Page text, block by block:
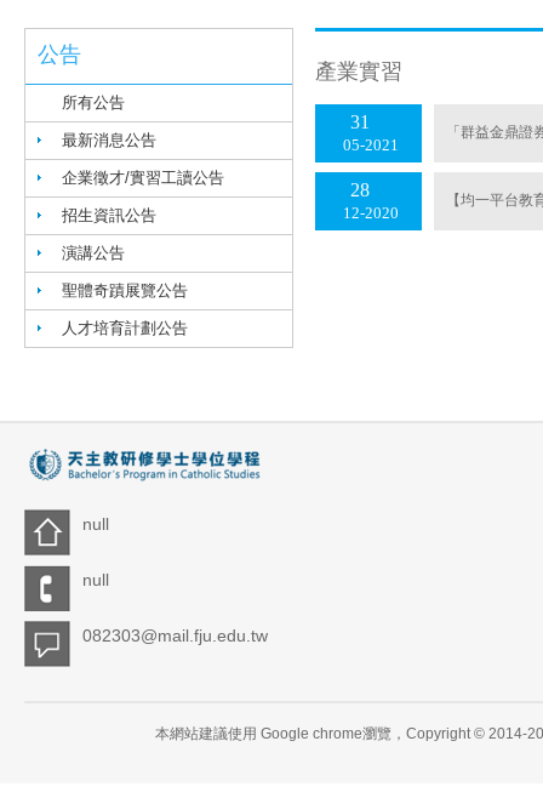
公告
所有公告
最新消息公告
企業徵才/實習工讀公告
招生資訊公告
演講公告
聖體奇蹟展覽公告
人才培育計劃公告
產業實習
05 2021
31 「群益金鼎證
12 2020
28 【均一平台
null
null
082303@mail.fju.edu.tw
本網站建議使用 Google chrome瀏覽，Copyright © 2014-